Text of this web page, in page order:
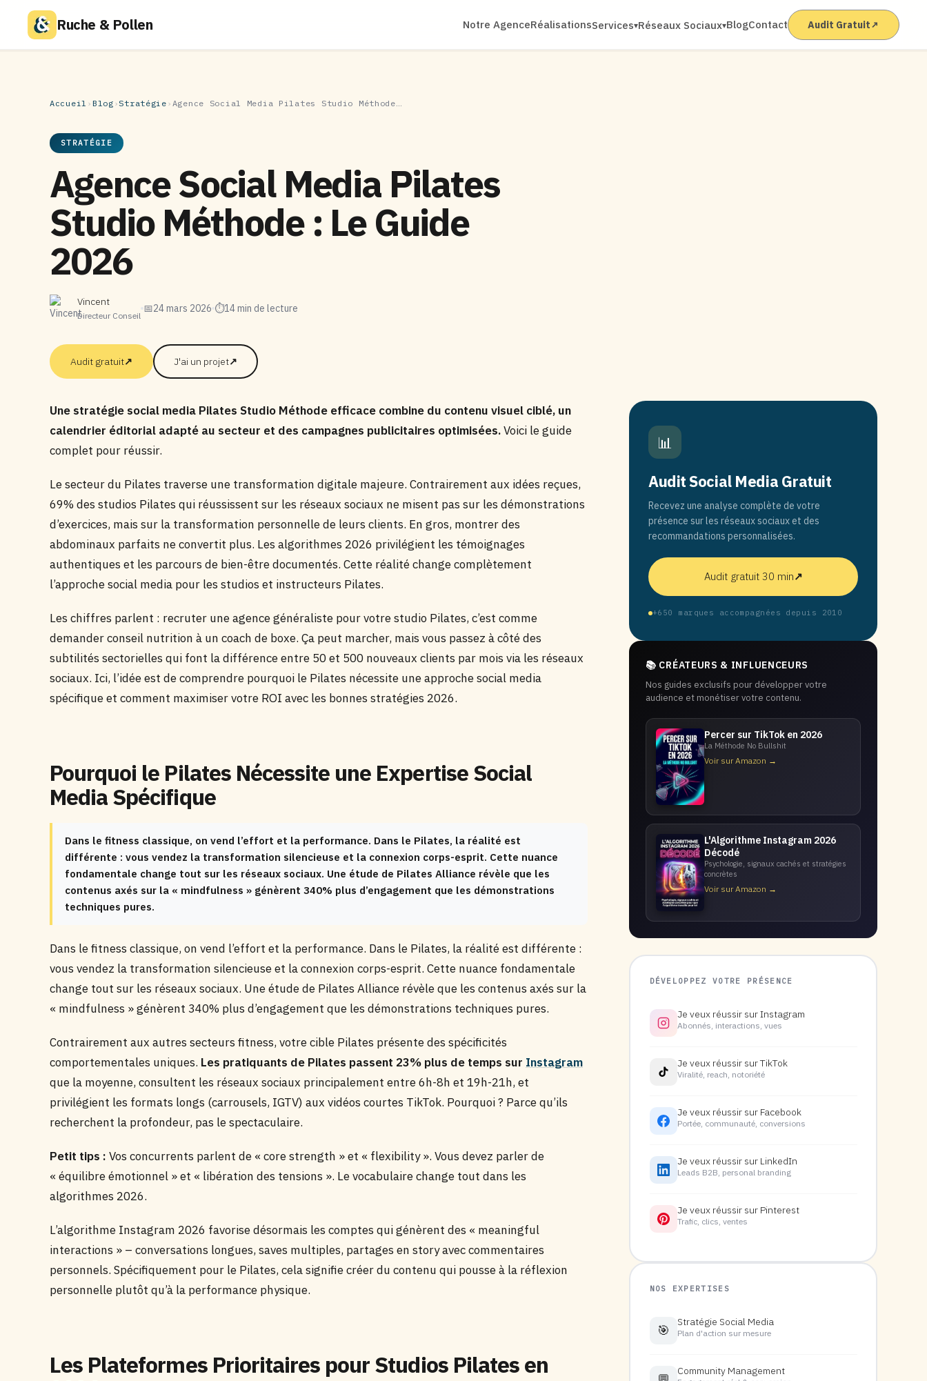
Ruche & Pollen Notre AgenceRéalisationsServices▾Réseaux Sociaux▾BlogContact Audit Gratuit↗
Accueil › Blog ›Stratégie › Agence Social Media Pilates Studio Méthode…
STRATÉGIE
Agence Social Media Pilates
Studio Méthode : Le Guide
2026
Vincent
Directeur Conseil
📅24 mars 2026 ⏱14 min de lecture
Audit gratuit↗ J'ai un projet↗
Une stratégie social media Pilates Studio Méthode efficace combine du contenu visuel ciblé, un
calendrier éditorial adapté au secteur et des campagnes publicitaires optimisées.Voici le guide
complet pour réussir.
Le secteur du Pilates traverse une transformation digitale majeure. Contrairement aux idées reçues,
69% des studios Pilates qui réussissent sur les réseaux sociaux ne misent pas sur les démonstrations
d’exercices, mais sur la transformation personnelle de leurs clients. En gros, montrer des
abdominaux parfaits ne convertit plus. Les algorithmes 2026 privilégient les témoignages
authentiques et les parcours de bien-être documentés. Cette réalité change complètement
l’approche social media pour les studios et instructeurs Pilates.
Les chiffres parlent : recruter une agence généraliste pour votre studio Pilates, c’est comme
demander conseil nutrition à un coach de boxe. Ça peut marcher, mais vous passez à côté des
subtilités sectorielles qui font la différence entre 50 et 500 nouveaux clients par mois via les réseaux
sociaux. Ici, l’idée est de comprendre pourquoi le Pilates nécessite une approche social media
spécifique et comment maximiser votre ROI avec les bonnes stratégies 2026.
Pourquoi le Pilates Nécessite une Expertise Social
Media Spécifique
Dans le fitness classique, on vend l’effort et la performance. Dans le Pilates, la réalité est
différente : vous vendez la transformation silencieuse et la connexion corps-esprit. Cette nuance
fondamentale change tout sur les réseaux sociaux. Une étude de Pilates Alliance révèle que les
contenus axés sur la « mindfulness » génèrent 340% plus d’engagement que les démonstrations
techniques pures.
Dans le fitness classique, on vend l’effort et la performance. Dans le Pilates, la réalité est différente :
vous vendez la transformation silencieuse et la connexion corps-esprit. Cette nuance fondamentale
change tout sur les réseaux sociaux. Une étude de Pilates Alliance révèle que les contenus axés sur la
« mindfulness » génèrent 340% plus d’engagement que les démonstrations techniques pures.
Contrairement aux autres secteurs fitness, votre cible Pilates présente des spécificités
comportementales uniques. Les pratiquants de Pilates passent 23% plus de temps sur Instagram
que la moyenne, consultent les réseaux sociaux principalement entre 6h-8h et 19h-21h, et
privilégient les formats longs (carrousels, IGTV) aux vidéos courtes TikTok. Pourquoi ? Parce qu’ils
recherchent la profondeur, pas le spectaculaire.
Petit tips : Vos concurrents parlent de « core strength » et « flexibility ». Vous devez parler de
« équilibre émotionnel » et « libération des tensions ». Le vocabulaire change tout dans les
algorithmes 2026.
L’algorithme Instagram 2026 favorise désormais les comptes qui génèrent des « meaningful
interactions » – conversations longues, saves multiples, partages en story avec commentaires
personnels. Spécifiquement pour le Pilates, cela signifie créer du contenu qui pousse à la réflexion
personnelle plutôt qu’à la performance physique.
Les Plateformes Prioritaires pour Studios Pilates en
📊
Audit Social Media Gratuit
Recevez une analyse complète de votre
présence sur les réseaux sociaux et des
recommandations personnalisées.
Audit gratuit 30 min↗
+650 marques accompagnées depuis 2010
📚 CRÉATEURS & INFLUENCEURS
Nos guides exclusifs pour développer votre
audience et monétiser votre contenu.
Percer sur TikTok en 2026
La Méthode No Bullshit
Voir sur Amazon →
L'Algorithme Instagram 2026
Décodé
Psychologie, signaux cachés et stratégies
concrètes
Voir sur Amazon →
DÉVELOPPEZ VOTRE PRÉSENCE
Je veux réussir sur Instagram
Abonnés, interactions, vues
Je veux réussir sur TikTok
Viralité, reach, notoriété
Je veux réussir sur Facebook
Portée, communauté, conversions
Je veux réussir sur LinkedIn
Leads B2B, personal branding
Je veux réussir sur Pinterest
Trafic, clics, ventes
NOS EXPERTISES
🎯
Stratégie Social Media
Plan d'action sur mesure
Community Management